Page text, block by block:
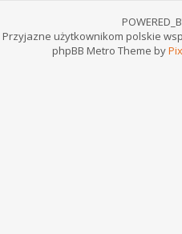
Przyjazne użytkownikom polskie
phpBB Metro Theme by